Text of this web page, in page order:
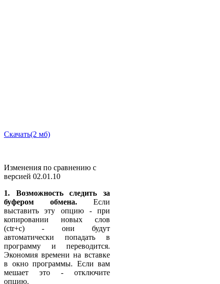
Скачать(2 мб)
Изменения по сравнению с
версией 02.01.10
1. Возможность следить за
буфером обмена. Если
выставить эту опцию - при
копировании новых слов
(ctr+c) - они будут
автоматически попадать в
программу и переводится.
Экономия времени на вставке
в окно программы. Если вам
мешает это - отключите
опцию.